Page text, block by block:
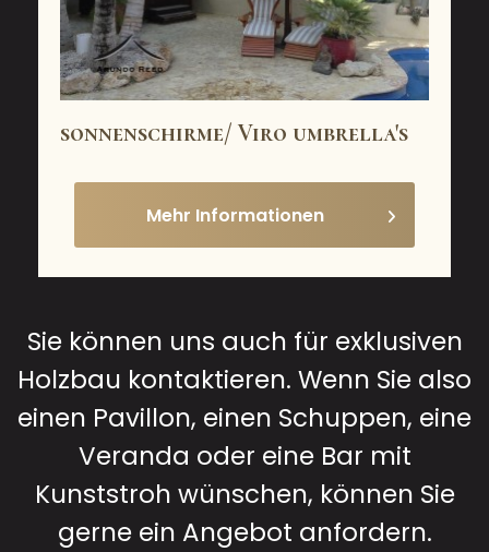
sonnenschirme/ Viro umbrella's
Mehr Informationen
Sie können uns auch für exklusiven
Holzbau kontaktieren. Wenn Sie also
einen Pavillon, einen Schuppen, eine
Veranda oder eine Bar mit
Kunststroh wünschen, können Sie
gerne ein Angebot anfordern.